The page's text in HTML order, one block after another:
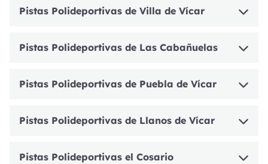
Pistas Polideportivas de Villa de Vícar
Pistas Polideportivas de Las Cabañuelas
Pistas Polideportivas de Puebla de Vícar
Pistas Polideportivas de Llanos de Vícar
Pistas Polideportivas el Cosario